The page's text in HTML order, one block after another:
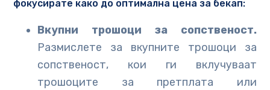
фокусирате како до оптимална цена за бекап:
Вкупни трошоци за сопственост.
Размислете за вкупните трошоци за
сопственост, кои ги вклучуваат
трошоците за претплата или